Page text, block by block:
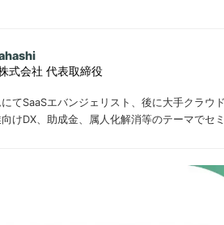
式会社 代表取締役
てSaaSエバンジェリスト、後に大手クラウ
けDX、助成金、属人化解消等のテーマでセ